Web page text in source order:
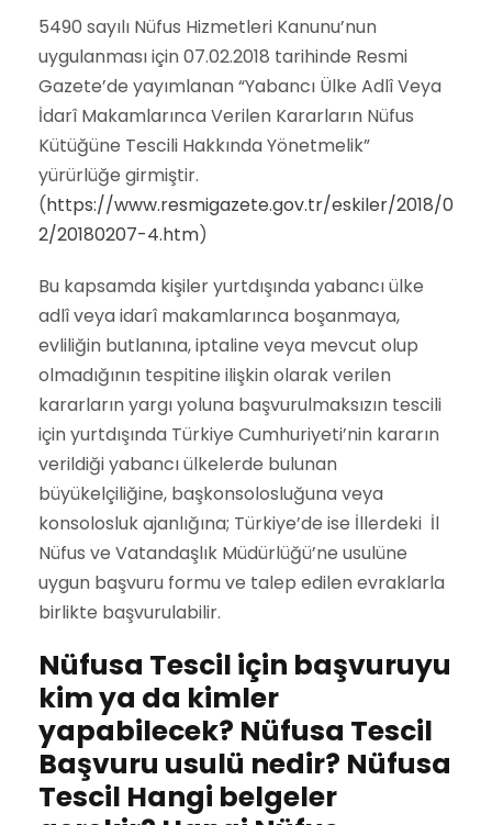
5490 sayılı Nüfus Hizmetleri Kanunu’nun
uygulanması için 07.02.2018 tarihinde Resmi
Gazete’de yayımlanan “Yabancı Ülke Adlî Veya
İdarî Makamlarınca Verilen Kararların Nüfus
Kütüğüne Tescili Hakkında Yönetmelik”
yürürlüğe girmiştir.
(https://www.resmigazete.gov.tr/eskiler/2018/0
2/20180207-4.htm)
Bu kapsamda kişiler yurtdışında yabancı ülke
adlî veya idarî makamlarınca boşanmaya,
evliliğin butlanına, iptaline veya mevcut olup
olmadığının tespitine ilişkin olarak verilen
kararların yargı yoluna başvurulmaksızın tescili
için yurtdışında Türkiye Cumhuriyeti’nin kararın
verildiği yabancı ülkelerde bulunan
büyükelçiliğine, başkonsolosluğuna veya
konsolosluk ajanlığına; Türkiye’de ise İllerdeki İl
Nüfus ve Vatandaşlık Müdürlüğü’ne usulüne
uygun başvuru formu ve talep edilen evraklarla
birlikte başvurulabilir.
Nüfusa Tescil için başvuruyu
kim ya da kimler
yapabilecek? Nüfusa Tescil
Başvuru usulü nedir? Nüfusa
Tescil Hangi belgeler